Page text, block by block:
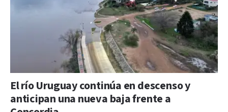
El río Uruguay continúa en descenso y
anticipan una nueva baja frente a